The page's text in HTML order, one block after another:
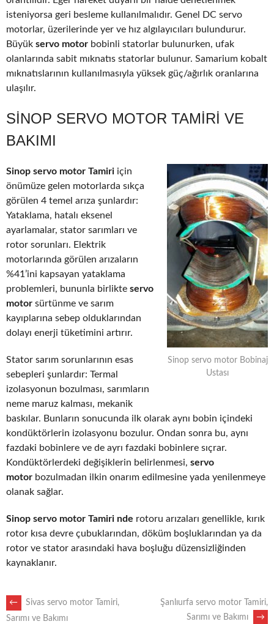
isteniyorsa geri besleme kullanılmalıdır. Genel DC servo
motorlar, üzerilerinde yer ve hız algılayıcıları bulundurur.
Büyük servo motor bobinli statorlar bulunurken, ufak
olanlarında sabit mıknatıs statorlar bulunur. Samarium kobalt
mıknatıslarının kullanılmasıyla yüksek güç/ağırlık oranlarına
ulaşılır.
SINOP SERVO MOTOR TAMIRI VE
BAKIMI
Sinop servo motor Bobinaj
Ustası
Sinop servo motor Tamiri için
önümüze gelen motorlarda sıkça
görülen 4 temel arıza şunlardır:
Yataklama, hatalı eksenel
ayarlamalar, stator sarımları ve
rotor sorunları. Elektrik
motorlarında görülen arızaların
%41’ini kapsayan yataklama
problemleri, bununla birlikte servo
motor sürtünme ve sarım
kayıplarına sebep olduklarından
dolayı enerji tüketimini artırır.
Stator sarım sorunlarının esas
sebepleri şunlardır: Termal
izolasyonun bozulması, sarımların
neme maruz kalması, mekanik
baskılar. Bunların sonucunda ilk olarak aynı bobin içindeki
kondüktörlerin izolasyonu bozulur. Ondan sonra bu, aynı
fazdaki bobinlere ve de ayrı fazdaki bobinlere sıçrar.
Kondüktörlerdeki değişiklerin belirlenmesi, servo
motor bozulmadan ilkin onarım edilmesine yada yenilenmeye
olanak sağlar.
Sinop servo motor Tamiri nde rotoru arızaları genellikle, kırık
rotor kısa devre çubuklarından, döküm boşluklarından ya da
rotor ve stator arasındaki hava boşluğu düzensizliğinden
kaynaklanır.
POST
←
Sivas servo motor Tamiri,
Sarımı ve Bakımı
Şanlıurfa servo motor Tamiri,
Sarımı ve Bakımı
→